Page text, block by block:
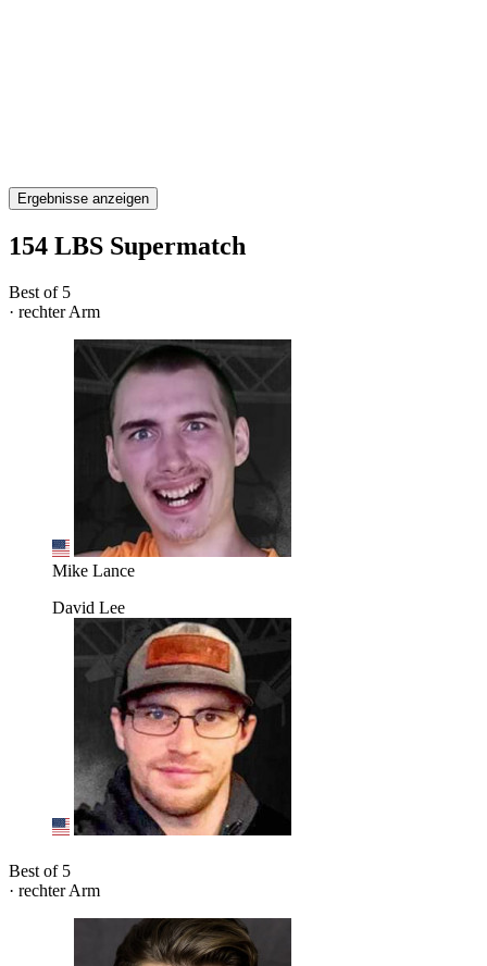
Ergebnisse anzeigen
154 LBS Supermatch
Best of 5
· rechter Arm
Mike Lance
David Lee
Best of 5
· rechter Arm